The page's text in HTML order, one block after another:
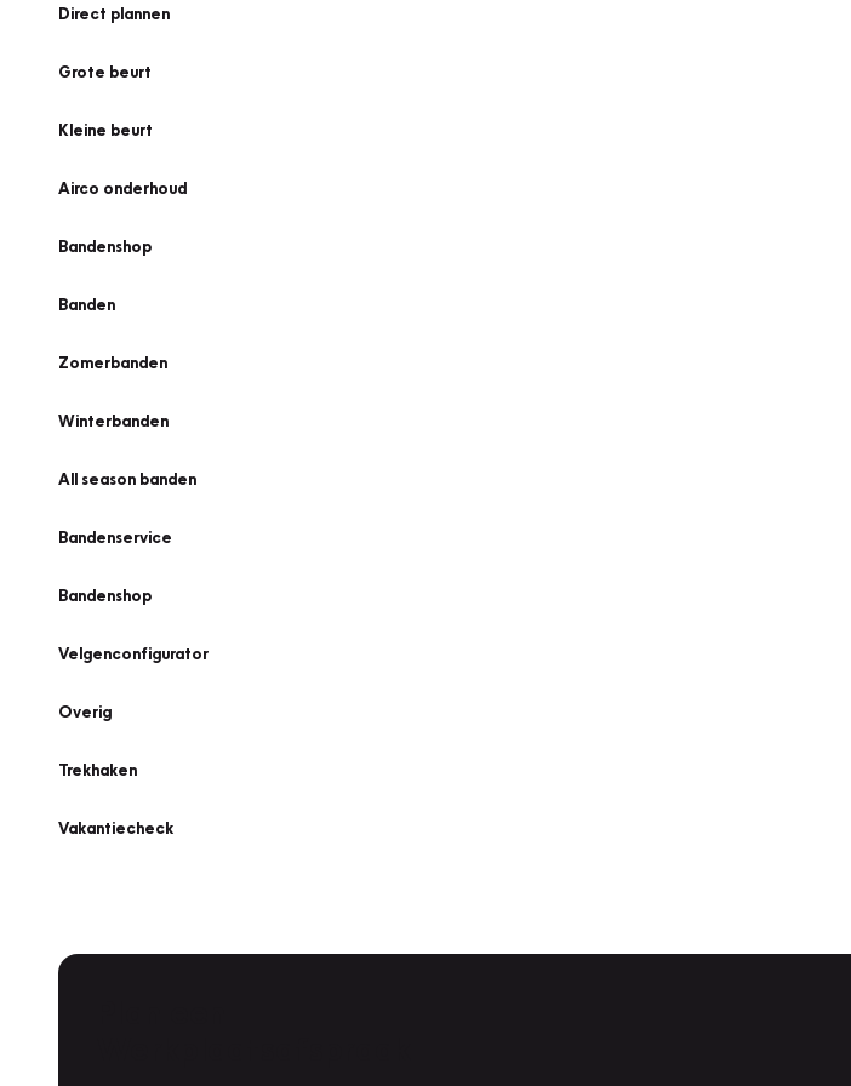
Direct plannen
Grote beurt
Kleine beurt
Airco onderhoud
Bandenshop
Banden
Zomerbanden
Winterbanden
All season banden
Bandenservice
Bandenshop
Velgenconfigurator
Overig
Trekhaken
Vakantiecheck